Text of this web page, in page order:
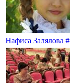
Нафиса Залялова #